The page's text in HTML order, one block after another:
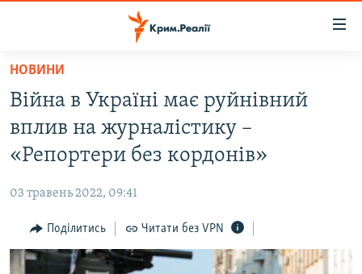
Перейти
основного
матеріалу
Перейти
до
основної
навігації
Перейти
до
пошуку
ВІДЕО ТА ФОТО
БЛОГИ
ПОГЛЯД
ІНТЕРВ'Ю
НОВИНИ
Війна в Україні має руйнівний
вплив на журналістику –
«Репортери без кордонів»
03 травень 2022, 09:41
Поділитись Читати без VPN